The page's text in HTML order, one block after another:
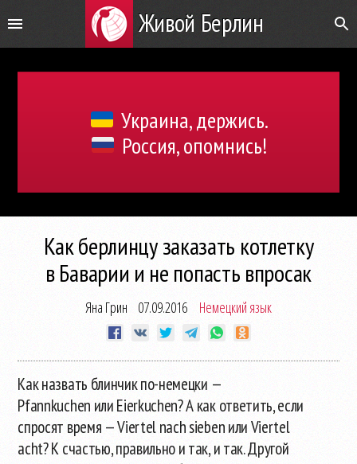
Живой Берлин
Украина, держись.
Россия, опомнись!
Как берлинцу заказать котлетку
в Баварии и не попасть впросак
Яна Грин 07.09.2016 Немецкий язык
Как назвать блинчикпо-немецки —
Pfannkuchen или Eierkuchen? А как ответить, если
спросят время — Viertel nach sieben или Viertel
acht? К счастью, правильно и так, и так. Другой